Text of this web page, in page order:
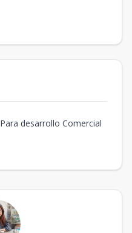
Para desarrollo Comercial